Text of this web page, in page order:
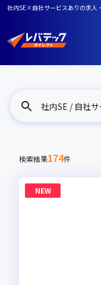
社内SE×自社サービスありの求人
社内SE / 自社
検索結果174件
NEW